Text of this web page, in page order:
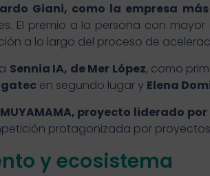
Giani, como la empresa
El premio a la persona con
a lo largo del proceso de
Sennia IA, de Mer López, como
en segundo lugar y Elena
MUYAMAMA, proyecto liderado por
protagonizada por
y ecosistema